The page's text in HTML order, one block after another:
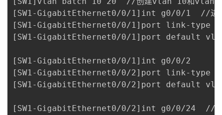
[SW1-GigabitEthernet0/0/1]int g0/0/1  //进
[SW1-GigabitEthernet0/0/1]port link-type
[SW1-GigabitEthernet0/0/1]port default vlan
[SW1-GigabitEthernet0/0/1]int g0/0/2
[SW1-GigabitEthernet0/0/2]port link-type
[SW1-GigabitEthernet0/0/2]port default
[SW1-GigabitEthernet0/0/2]int g0/0/24  //交换机